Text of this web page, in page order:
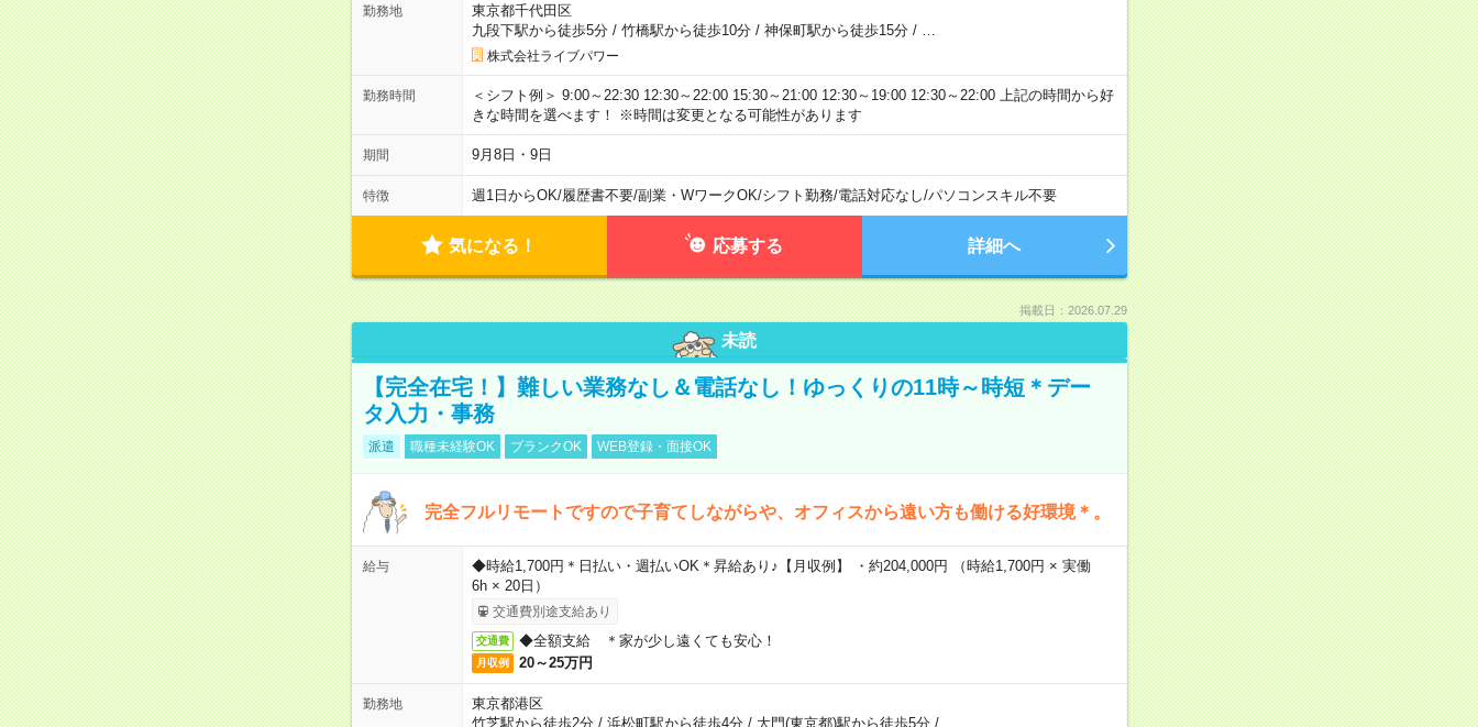
勤務地
東京都千代田区
九段下駅から徒歩5分/ 竹橋駅から徒歩10分/ 神保町駅から徒歩15分/
株式会社ライブパワー
勤務時間
＜シフト例＞ 9:00～22:30 12:30～22:00 15:30～21:00 12:30～19:00 12:30～22:00 上記の時間から好
きな時間を選べます！ ※時間は変更となる可能性があります
期間 9月8日・9日
特徴 週1日からOK/履歴書不要/副業・WワークOK/シフト勤務/電話対応なし/パソコンスキル不要
気になる！ 応募する 詳細へ
掲載日：2026.07.29
未読
【完全在宅！】難しい業務なし＆電話なし！ゆっくりの11時～時短＊デー
タ入力・事務
派遣 職種未経験OK ブランクOK WEB登録・面接OK
完全フルリモートですので子育てしながらや、オフィスから遠い方も働ける好環境＊。
給与
◆時給1,700円＊日払い・週払いOK＊昇給あり♪【月収例】 ・約204,000円 （時給1,700円 × 実働
6h × 20日）
交通費別途支給あり
交通費 ◆全額支給 ＊家が少し遠くても安心！
月収例 20～25万円
勤務地
東京都港区
竹芝駅から徒歩2分/ 浜松町駅から徒歩4分/ 大門(東京都)駅から徒歩5分/